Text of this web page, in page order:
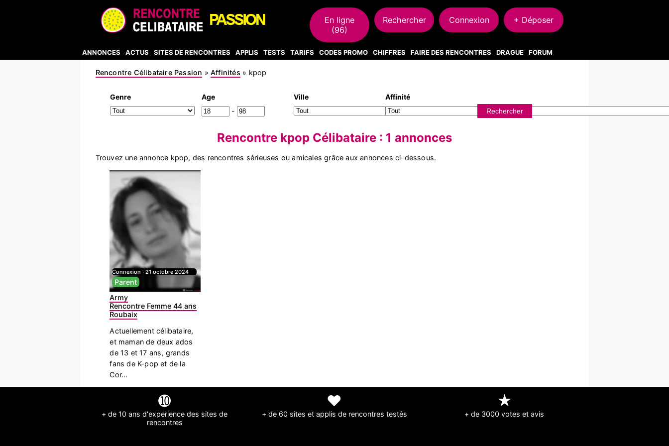
En ligne
(96)
Rechercher Connexion + Déposer
ANNONCES ACTUS SITES DE RENCONTRES APPLIS TESTS TARIFS CODES PROMO CHIFFRES FAIRE DES RENCONTRES DRAGUE FORUM
Rencontre Célibataire Passion »Affinités » kpop
Genre
Age
-
Ville Affinité
Rencontre kpop Célibataire : 1 annonces
Trouvez une annonce kpop, des rencontres sérieuses ou amicales grâce aux annonces ci-dessous.
Connexion : 21 octobre 2024
Parent
Army
Rencontre Femme 44 ans
Roubaix
Actuellement célibataire,
et maman de deux ados
de 13 et 17 ans, grands
fans de K-pop et de la
Cor...
➓
+ de 10 ans d'experience des sites de
rencontres
❤
+ de 60 sites et applis de rencontres testés
★
+ de 3000 votes et avis